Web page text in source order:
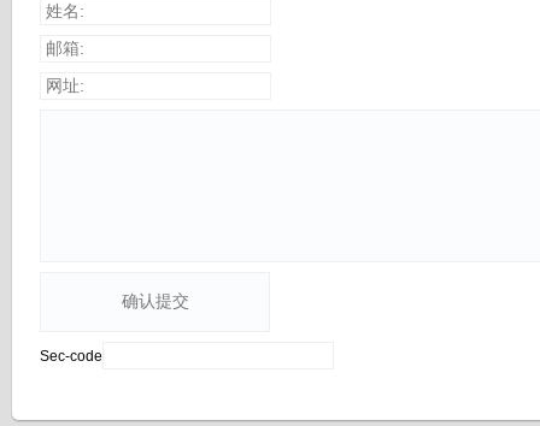
姓名:
邮箱:
网址:
Sec-code